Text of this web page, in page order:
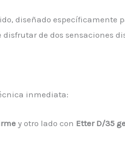
diseñado
disfrutar de dos sensaciones
inmediata:
y otro lado con Etter D/35